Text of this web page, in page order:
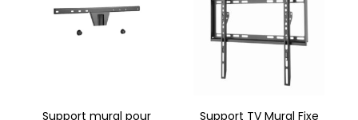
Support mural pour Support TV Mural Fixe